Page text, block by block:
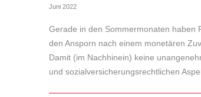
Juni 2022
Gerade in den Sommermonaten haben
den Ansporn nach einem monetären
Damit (im Nachhinein) keine
und sozialversicherungsrechtlichen